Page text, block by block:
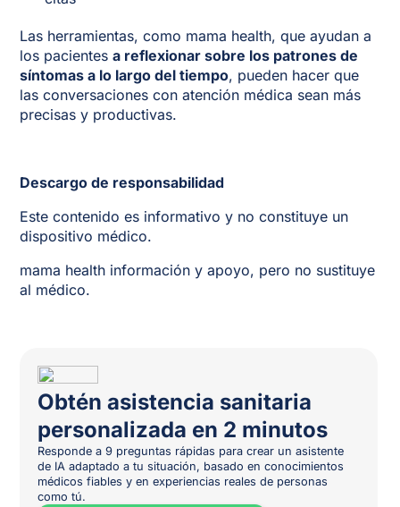
Las herramientas, como mama health, que ayudan a
los pacientesa reflexionar sobre los patrones de
síntomas a lo largo del tiempo, pueden hacer que
las conversaciones con atención médica sean más
precisas y productivas.
Descargo de responsabilidad
Este contenido es informativo y no constituye un
dispositivo médico.
mama health información y apoyo, pero no sustituye
al médico.
Obtén asistencia sanitaria
personalizada en 2 minutos
Responde a 9 preguntas rápidas para crear un asistente
de IA adaptado a tu situación, basado en conocimientos
médicos fiables y en experiencias reales de personas
como tú.